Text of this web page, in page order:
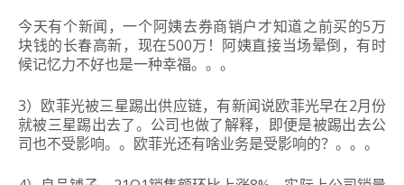
今天有个新闻，一个阿姨去券商销户才知道之前买的5万
块钱的长春高新，现在500万！阿姨直接当场晕倒，有时
候记忆力不好也是一种幸福。。。
3）欧菲光被三星踢出供应链，有新闻说欧菲光早在2月份
就被三星踢出去了。公司也做了解释，即便是被踢出去公
司也不受影响。。欧菲光还有啥业务是受影响的？。。。